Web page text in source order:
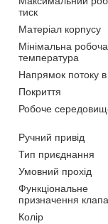
тиск
Матеріал корпусу
Мінімальна робоча
температура
Напрямок потоку в
Покриття
Робоче
Ручний привід
Тип приєднання
Умовний прохід
Функціональне
призначення
Колір